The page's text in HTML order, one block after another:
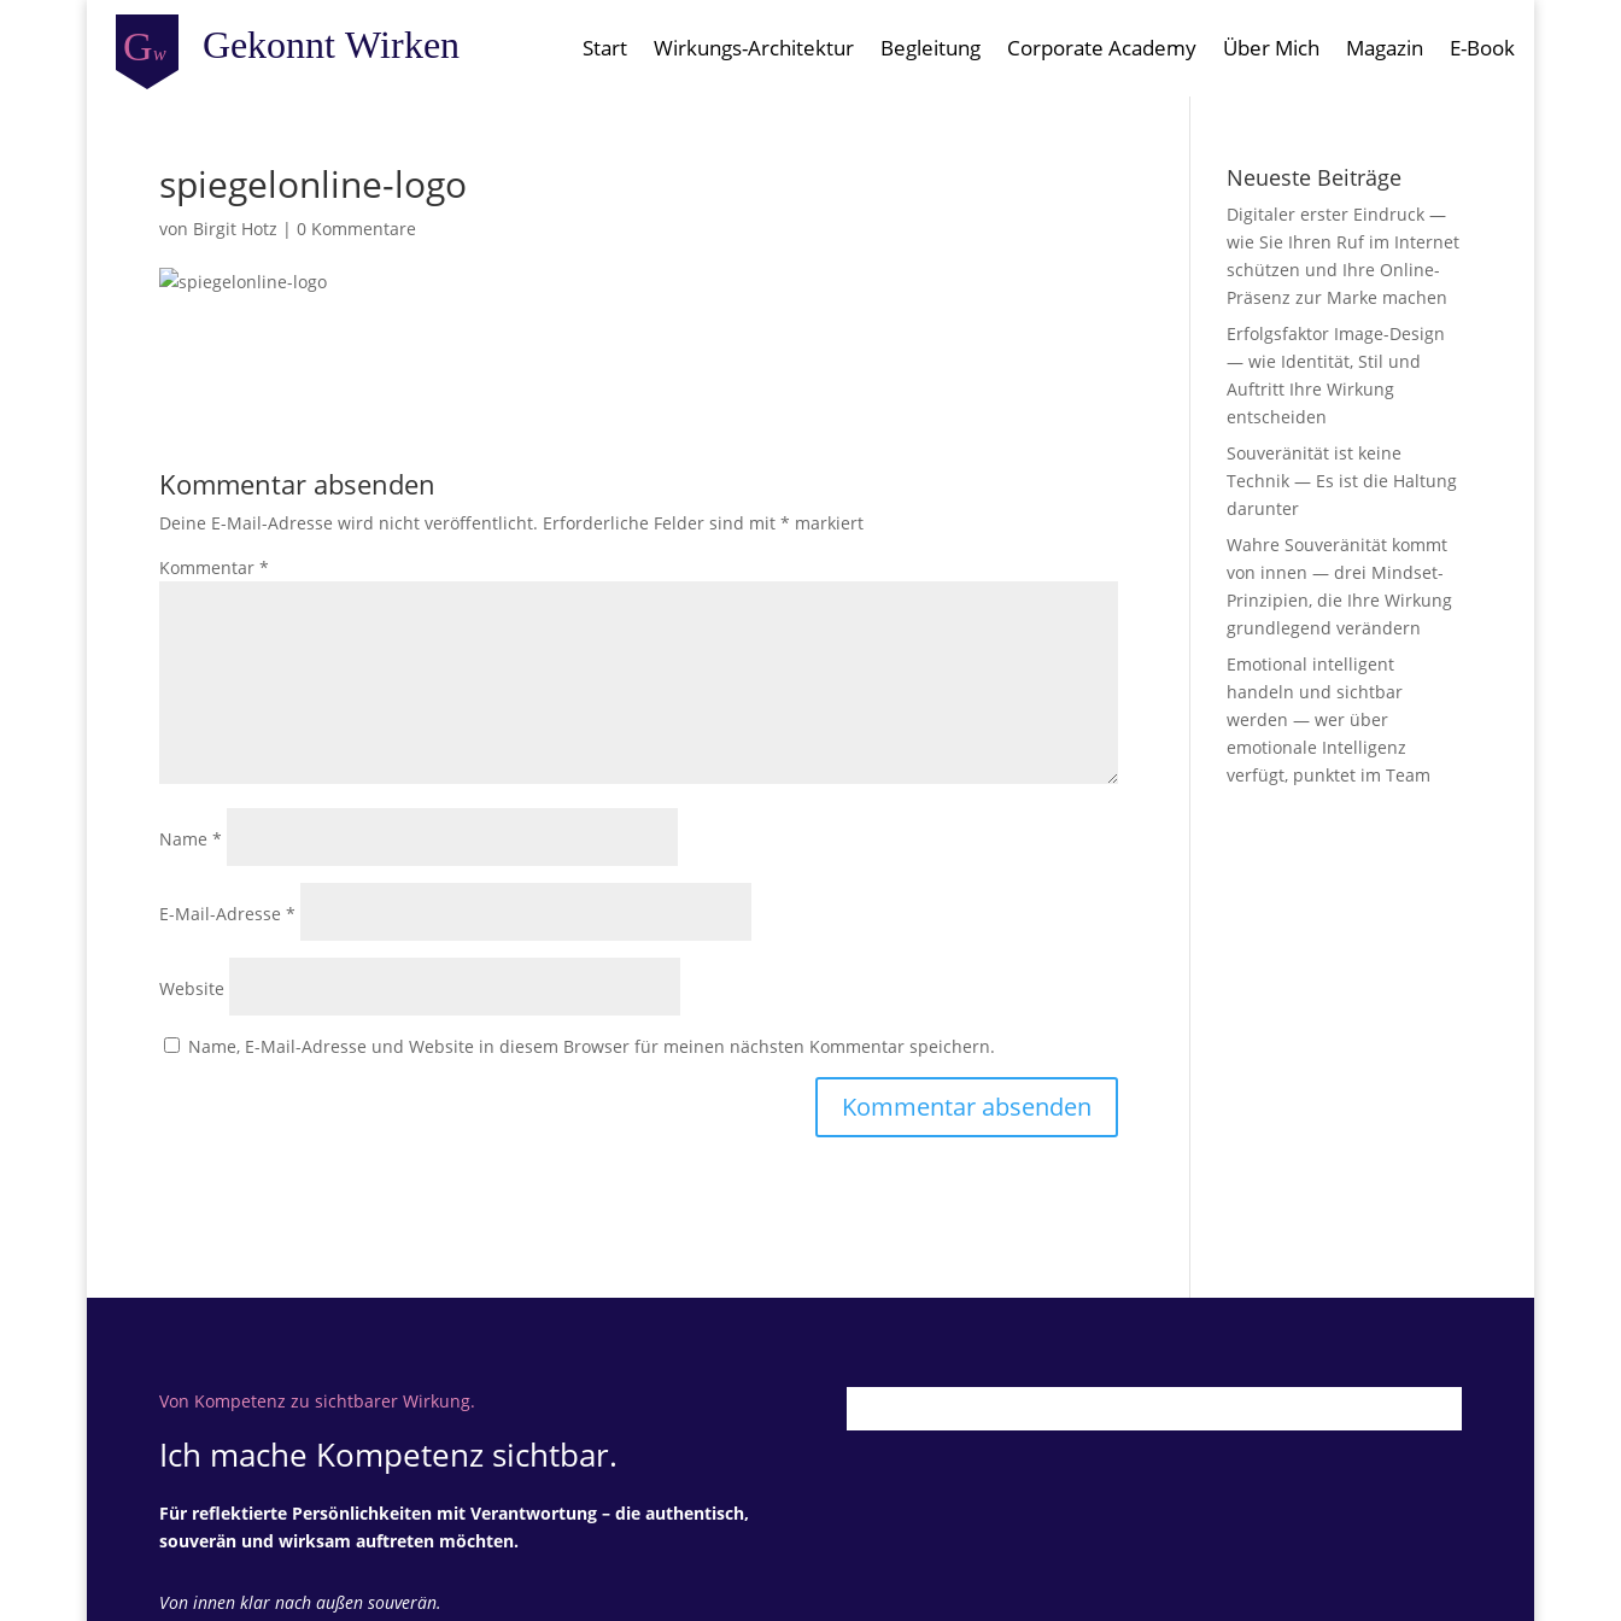
Start Wirkungs-Architektur Begleitung Corporate Academy Über Mich Magazin E-Book
spiegelonline-logo
von Birgit Hotz | 0 Kommentare
Kommentar absenden
Deine E-Mail-Adresse wird nicht veröffentlicht. Erforderliche Felder sind mit * markiert
Kommentar *
Name *
E-Mail-Adresse *
Website
Name, E-Mail-Adresse und Website in diesem Browser für meinen nächsten Kommentar speichern.
Neueste Beiträge
Digitaler erster Eindruck —
wie Sie Ihren Ruf im Internet
schützen und Ihre Online-
Präsenz zur Marke machen
Erfolgsfaktor Image-Design
— wie Identität, Stil und
Auftritt Ihre Wirkung
entscheiden
Souveränität ist keine
Technik — Es ist die Haltung
darunter
Wahre Souveränität kommt
von innen — drei Mindset-
Prinzipien, die Ihre Wirkung
grundlegend verändern
Emotional intelligent
handeln und sichtbar
werden — wer über
emotionale Intelligenz
verfügt, punktet im Team
Von Kompetenz zu sichtbarer Wirkung.
Ich mache Kompetenz sichtbar.
Für reflektierte Persönlichkeiten mit Verantwortung – die authentisch,
souverän und wirksam auftreten möchten.
Von innen klar nach außen souverän.